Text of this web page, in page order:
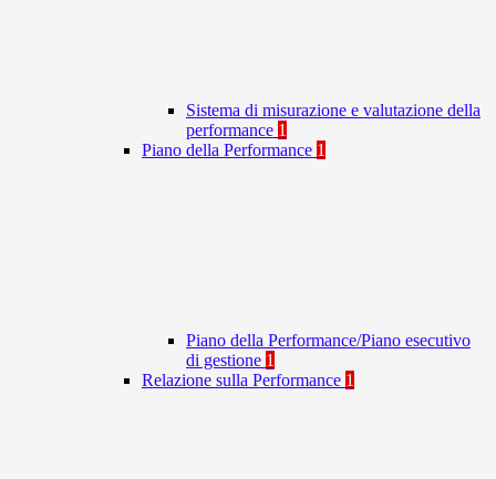
Sistema di misurazione e valutazione della
performance 1
Piano della Performance 1
Piano della Performance/Piano esecutivo
di gestione 1
Relazione sulla Performance 1